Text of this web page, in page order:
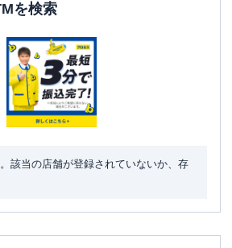
✕
東京都世田谷区三軒茶屋一丁目38番8号
ステーションプラザロイヤル3階
コーナー）
土曜：9:00-21:00
を検索
該当の店舗が登録されていないか、存